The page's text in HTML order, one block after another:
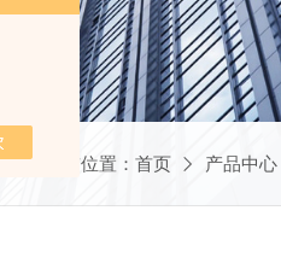
当前位置： 首页 产品中心